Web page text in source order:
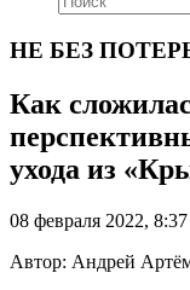
НЕ БЕЗ
Как
ухода из
08 февраля 2022, 8:37
Автор: Андрей